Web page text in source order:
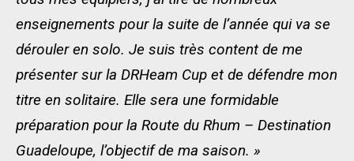
enseignements pour la suite de l’année qui va se
dérouler en solo. Je suis très content de me
présenter sur la DRHeam Cup et de défendre mon
titre en solitaire. Elle sera une formidable
préparation pour la Route du Rhum – Destination
Guadeloupe, l’objectif de ma saison. »